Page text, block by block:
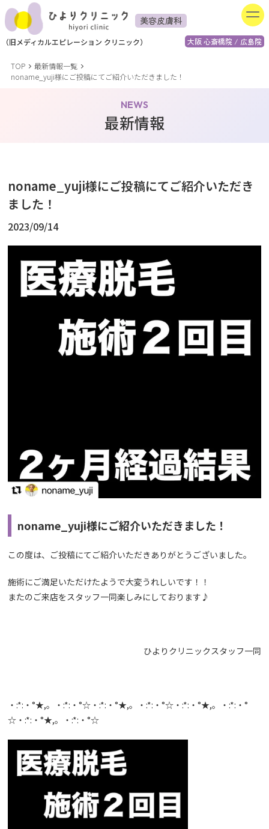
美容皮膚科
大阪 心斎橋院 / 広島院
（旧メディカルエピレーション クリニック）
TOP
最新情報一覧
noname_yuji様にご投稿にてご紹介いただきました！
NEWS
最新情報
noname_yuji様にご投稿にてご紹介いただき
ました！
2023/09/14
noname_yuji様にご紹介いただきました！
この度は、ご投稿にてご紹介いただきありがとうございました。
施術にご満足いただけたようで大変うれしいです！！
またのご来店をスタッフ一同楽しみにしております♪
ひよりクリニックスタッフ一同
・:*:・°★,。・:*:・°☆・:*:・°★,。・:*:・°☆・:*:・°★,。・:*:・°
☆・:*:・°★,。・:*:・°☆